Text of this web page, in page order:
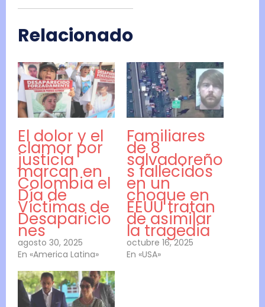
Relacionado
El dolor y el
clamor por
justicia
marcan en
Colombia el
Día de
Víctimas de
Desaparicio
nes
agosto 30, 2025
En «America Latina»
Familiares
de 8
salvadoreño
s fallecidos
en un
choque en
EEUU tratan
de asimilar
la tragedia
octubre 16, 2025
En «USA»